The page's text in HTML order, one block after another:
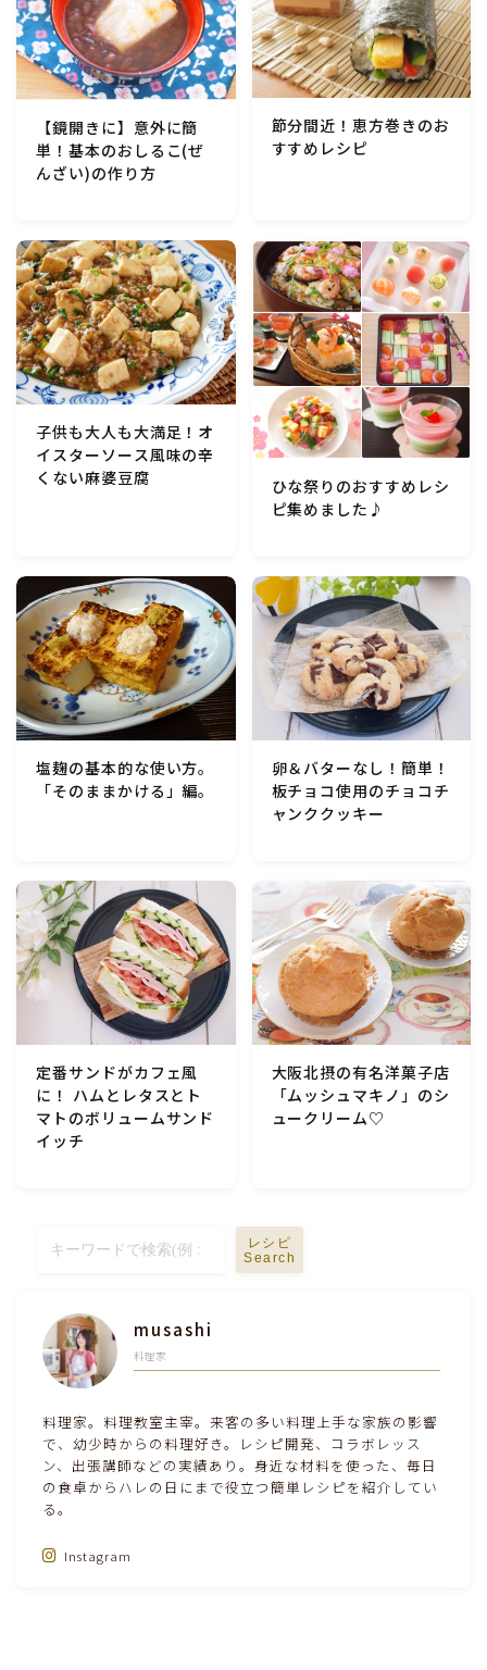
【鏡開きに】意外に簡
単！基本のおしるこ(ぜ
んざい)の作り方
節分間近！恵方巻きのお
すすめレシピ
子供も大人も大満足！オ
イスターソース風味の辛
くない麻婆豆腐
ひな祭りのおすすめレシ
ピ集めました♪
塩麹の基本的な使い方。
「そのままかける」編。
卵＆バターなし！簡単！
板チョコ使用のチョコチ
ャンククッキー
定番サンドがカフェ風
に！ ハムとレタスとト
マトのボリュームサンド
イッチ
大阪北摂の有名洋菓子店
「ムッシュマキノ」のシ
ュークリーム♡
レシピ
Search
musashi
料理家
料理家。料理教室主宰。来客の多い料理上手な家族の影響
で、幼少時からの料理好き。レシピ開発、コラボレッス
ン、出張講師などの実績あり。身近な材料を使った、毎日
の食卓からハレの日にまで役立つ簡単レシピを紹介してい
る。
Instagram